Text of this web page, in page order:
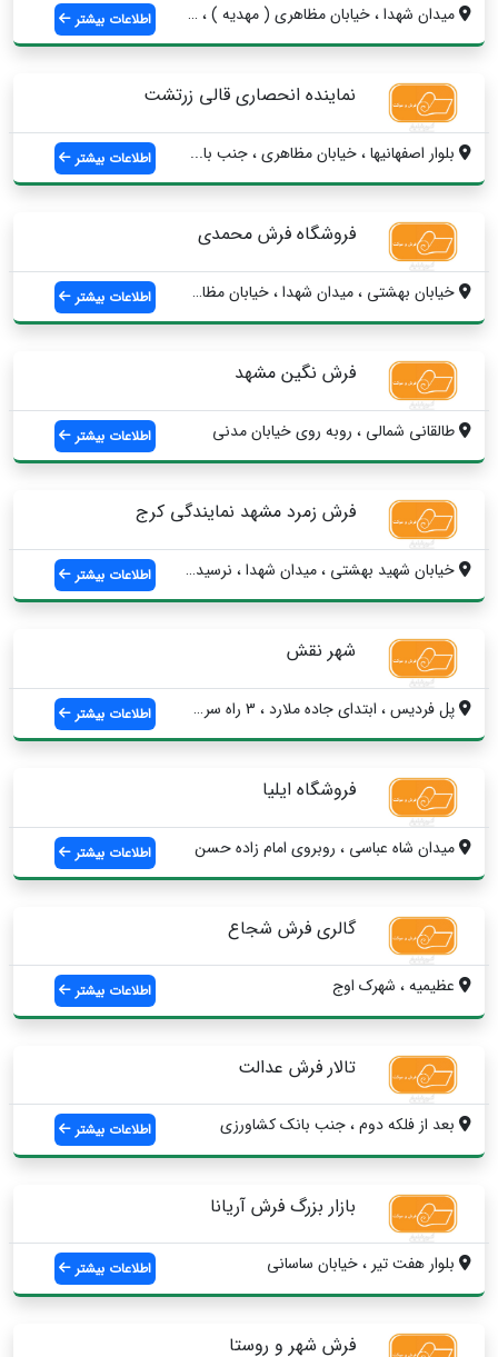
ميدان شهدا ، خیابان مظاهری ( مهدیه ) ، ن... اطلاعات بیشتر
نماینده انحصاری قالی زرتشت
بلوار اصفهانیها ، خیابان مظاهری ، جنب با... اطلاعات بیشتر
فروشگاه فرش محمدی
خیابان بهشتی ، میدان شهدا ، خیابان مظاهر... اطلاعات بیشتر
فرش نگین مشهد
طالقانی شمالی ، روبه روی خیابان مدنی اطلاعات بیشتر
فرش زمرد مشهد نمایندگی کرج
خیابان شهید بهشتی ، میدان شهدا ، نرسیده ... اطلاعات بیشتر
شهر نقش
پل فردیس ، ابتدای جاده ملارد ، 3 راه سرح... اطلاعات بیشتر
فروشگاه ایلیا
میدان شاه عباسی ، روبروی امام زاده حسن اطلاعات بیشتر
گالری فرش شجاع
عظیمیه ، شهرک اوج اطلاعات بیشتر
تالار فرش عدالت
بعد از فلکه دوم ، جنب بانک کشاورزی اطلاعات بیشتر
بازار بزرگ فرش آریانا
بلوار هفت تیر ، خیابان ساسانی اطلاعات بیشتر
فرش شهر و روستا